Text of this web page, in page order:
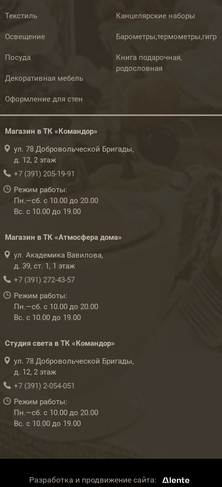
Текстиль
Освещение
Посуда
Декоративная мебель
Оформление для стен
Канцелярские наборы
Книга подарочная,
родословная
Магазин в ТК «Командор»
ул. 78 Добровольческой Бригады,
д. 12, 2 этаж
+7 (391) 205-19-91
Режим работы:
Пн.—сб. с 10.00 до 20.00
Вс. с 10.00 до 19.00
Магазин в ТК «Атмосфера дома»
ул. Академика Вавилова,
д. 39, ст. 1, 1 этаж
+7 (391) 272-43-57
Режим работы:
Пн.—сб. с 10.00 до 20.00
Вс. с 10.00 до 19.00
Студия света в ТК «Командор»
ул. 78 Добровольческой Бригады,
д. 12, 2 этаж
+7 (391) 2-054-051
Режим работы:
Пн.—сб. с 10.00 до 20.00
Вс. с 10.00 до 19.00
Разработка и продвижение сайта: